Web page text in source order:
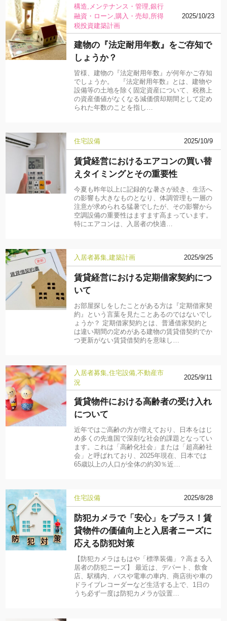
構造 メンテナンス・管理 銀行
融資・ローン 購入・売却 所得
税投資建築計画
2025/10/23
建物の『法定耐用年数』をご存知で
しょうか？
皆様、建物の『法定耐用年数』が何年かご存知
でしょうか。 『法定耐用年数』とは、建物や
設備等の土地を除く固定資産について、税務上
の資産価値がなくなる減価償却期間として定め
られた年数のことを指し…
住宅設備 2025/10/9
賃貸経営におけるエアコンの買い替
えタイミングとその重要性
今夏も昨年以上に記録的な暑さが続き、生活へ
の影響も大きなものとなり、体調管理も一層の
注意が求められる猛暑でしたが、その影響から
空調設備の重要性はますます高まっています。
特にエアコンは、入居者の快適…
入居者募集 建築計画 2025/9/25
賃貸経営における定期借家契約につ
いて
お部屋探しをしたことがある方は『定期借家契
約』という言葉を見たことあるのではないでし
ょうか？ 定期借家契約とは、普通借家契約と
は違い期間の定めがある建物の賃貸借契約でか
つ更新がない賃貸借契約を意味し…
入居者募集 住宅設備 不動産市
況
2025/9/11
賃貸物件における高齢者の受け入れ
について
近年ではご高齢の方が増えており、日本をはじ
め多くの先進国で深刻な社会的課題となってい
ます。これは「高齢化社会」または「超高齢社
会」と呼ばれており、2025年現在、日本では
65歳以上の人口が全体の約30％近…
住宅設備 2025/8/28
防犯カメラで「安心」をプラス！賃
貸物件の価値向上と入居者ニーズに
応える防犯対策
【防犯カメラはもはや「標準装備」？高まる入
居者の防犯ニーズ】 最近は、デパート、飲食
店、駅構内、バスや電車の車内、商店街や車の
ドライブレコーダーなど生活する上で、1日の
うち必ず一度は防犯カメラが設置…